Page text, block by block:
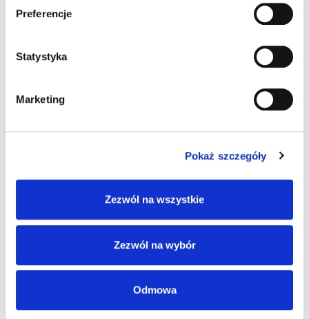
Preferencje
Statystyka
Marketing
Pokaż szczegóły
Zezwól na wszystkie
Zezwól na wybór
Odmowa